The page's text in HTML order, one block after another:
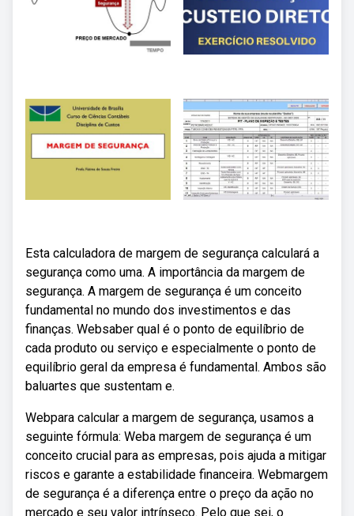
Esta calculadora de margem de segurança calculará a
segurança como uma. A importância da margem de
segurança. A margem de segurança é um conceito
fundamental no mundo dos investimentos e das
finanças. Websaber qual é o ponto de equilíbrio de
cada produto ou serviço e especialmente o ponto de
equilíbrio geral da empresa é fundamental. Ambos são
baluartes que sustentam e.
Webpara calcular a margem de segurança, usamos a
seguinte fórmula: Weba margem de segurança é um
conceito crucial para as empresas, pois ajuda a mitigar
riscos e garante a estabilidade financeira. Webmargem
de segurança é a diferença entre o preço da ação no
mercado e seu valor intrínseco. Pelo que sei, o